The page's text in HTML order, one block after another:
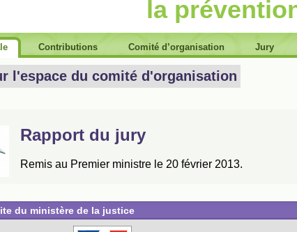
du ministère de la justice